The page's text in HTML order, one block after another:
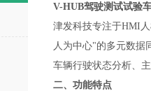
V-HUB驾驶测试试验
津发科技专注于HMI
人为中心"的多元数据
车辆行驶状态分析、
二、功能特点